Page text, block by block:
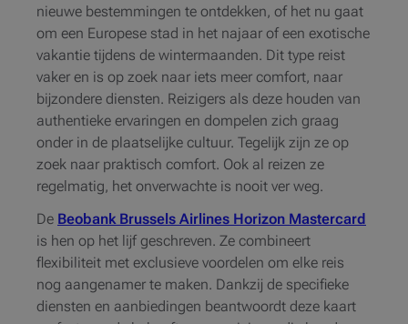
nieuwe bestemmingen te ontdekken, of het nu gaat
om een Europese stad in het najaar of een exotische
vakantie tijdens de wintermaanden. Dit type reist
vaker en is op zoek naar iets meer comfort, naar
bijzondere diensten. Reizigers als deze houden van
authentieke ervaringen en dompelen zich graag
onder in de plaatselijke cultuur. Tegelijk zijn ze op
zoek naar praktisch comfort. Ook al reizen ze
regelmatig, het onverwachte is nooit ver weg.
De Beobank Brussels Airlines Horizon Mastercard
is hen op het lijf geschreven. Ze combineert
flexibiliteit met exclusieve voordelen om elke reis
nog aangenamer te maken. Dankzij de specifieke
diensten en aanbiedingen beantwoordt deze kaart